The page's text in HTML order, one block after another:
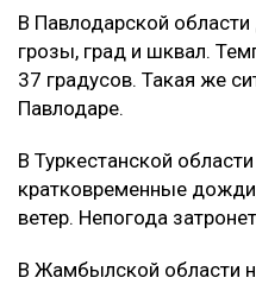
В Павлодарской
грозы, град и шквал.
37 градусов. Такая же
Павлодаре.
В Туркестанской
кратковременные
ветер. Непогода
В Жамбылской области